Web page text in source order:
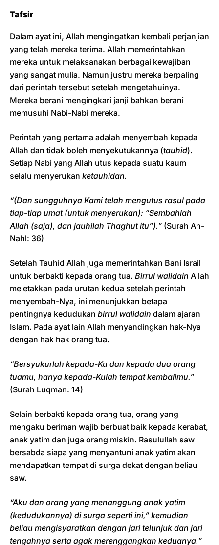
Tafsir
Dalam ayat ini, Allah mengingatkan kembali perjanjian
yang telah mereka terima. Allah memerintahkan
mereka untuk melaksanakan berbagai kewajiban
yang sangat mulia. Namun justru mereka berpaling
dari perintah tersebut setelah mengetahuinya.
Mereka berani mengingkari janji bahkan berani
memusuhi Nabi-Nabi mereka.
Perintah yang pertama adalah menyembah kepada
Allah dan tidak boleh menyekutukannya (tauhid).
Setiap Nabi yang Allah utus kepada suatu kaum
selalu menyerukan ketauhidan.
“(Dan sungguhnya Kami telah mengutus rasul pada
tiap-tiap umat (untuk menyerukan): “Sembahlah
Allah (saja), dan jauhilah Thaghut itu”).” (Surah An-
Nahl: 36)
Setelah Tauhid Allah juga memerintahkan Bani Israil
untuk berbakti kepada orang tua. Birrul walidain Allah
meletakkan pada urutan kedua setelah perintah
menyembah-Nya, ini menunjukkan betapa
pentingnya kedudukan birrul walidain dalam ajaran
Islam. Pada ayat lain Allah menyandingkan hak-Nya
dengan hak hak orang tua.
“Bersyukurlah kepada-Ku dan kepada dua orang
tuamu, hanya kepada-Kulah tempat kembalimu.”
(Surah Luqman: 14)
Selain berbakti kepada orang tua, orang yang
mengaku beriman wajib berbuat baik kepada kerabat,
anak yatim dan juga orang miskin. Rasulullah saw
bersabda siapa yang menyantuni anak yatim akan
mendapatkan tempat di surga dekat dengan beliau
saw.
“Aku dan orang yang menanggung anak yatim
(kedudukannya) di surga seperti ini,” kemudian
beliau mengisyaratkan dengan jari telunjuk dan jari
tengahnya serta agak merenggangkan keduanya.”